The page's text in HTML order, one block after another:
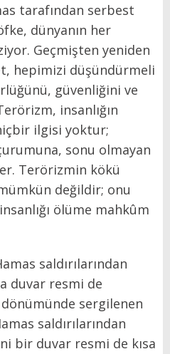
tarafından serbest
dünyanın her
Geçmişten yeniden
hepimizi düşündürmeli
güvenliğini ve
insanlığın
ilgisi yoktur;
sonu olmayan
Terörizmin kökü
değildir; onu
ölüme mahkûm
saldırılarından
duvar resmi de
dönümünde sergilenen
saldırılarından
bir duvar resmi de kısa